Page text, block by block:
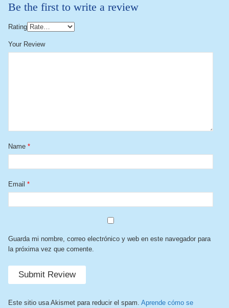
Be the first to write a review
Rating
Your Review
Name *
Email *
Guarda mi nombre, correo electrónico y web en este navegador para
la próxima vez que comente.
Este sitio usa Akismet para reducir el spam. Aprende cómo se